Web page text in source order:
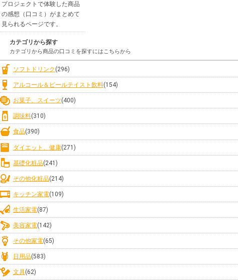
プロジェクトで体験した商品
の感想（口コミ）がまとめて
見られるページです。
カテゴリから探す
カテゴリから商品の口コミを探すにはこちらから
ソフトドリンク (296)
アルコール＆ビールテイスト飲料(154)
お菓子、スイーツ(400)
調味料(310)
食品(390)
ダイエット、健康(271)
基礎化粧品(241)
その他化粧品(214)
キッチン家電(109)
生活家電(87)
美容家電(142)
その他家電(65)
日用品(583)
文具(62)